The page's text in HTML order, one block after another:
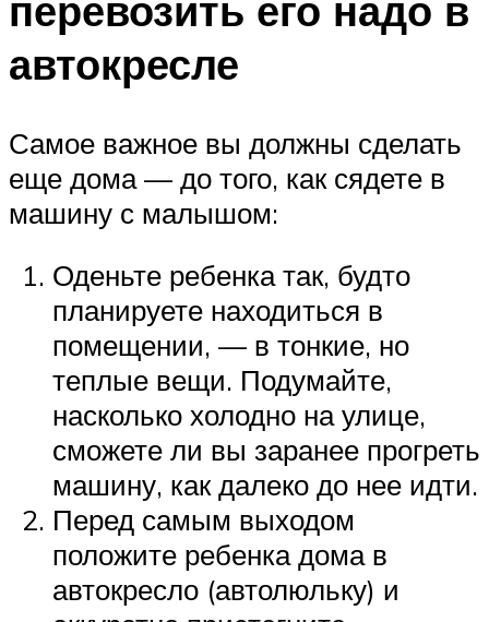
автокресле
Самое важное вы должны сделать
еще дома — до того, как сядете в
машину с малышом:
Оденьте ребенка так, будто
планируете находиться в
помещении, — в тонкие, но
теплые вещи. Подумайте,
насколько холодно на улице,
сможете ли вы заранее прогреть
машину, как далеко до нее идти.
Перед самым выходом
положите ребенка дома в
автокресло (автолюльку) и